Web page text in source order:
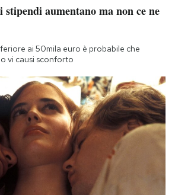
aumentano ma non ce ne
ai 50mila euro è probabile che
vi causi sconforto